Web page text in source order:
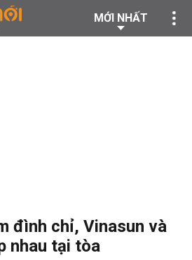
MỚI NHẤT
đình chỉ, Vinasun và
nhau tại tòa